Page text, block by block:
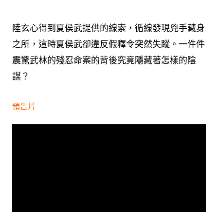
陸玄心得到夏侯武提供的線索，循線發現兇手藏身
之所，這時夏侯武卻違反假釋令突然失蹤。一件件
震驚武林的殘忍命案的背後究竟隱藏著怎樣的陰
謀？
預告片